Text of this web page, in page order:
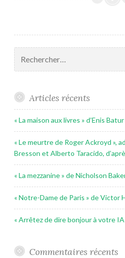
Articles récents
« La maison aux livres » d’Enis Batur
« Le meurtre de Roger Ackroyd »,
Bresson et Alberto Taracido,
« La mezzanine » de Nicholson
« Notre-Dame de Paris » de Victor
« Arrêtez de dire bonjour à votre
Commentaires récents